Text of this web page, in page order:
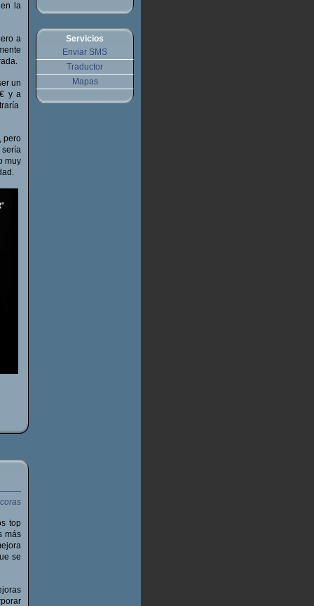
la
a
un
y a
pero
muy
top
más
se
Servicios
Enviar SMS
Traductor
Mapas